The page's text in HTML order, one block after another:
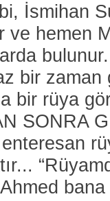
İsmihan
ve hemen
bir
bir rüya
SONRA
bana